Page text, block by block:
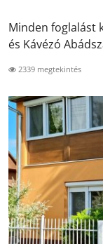
Minden foglalást
és Kávézó
2339 megtekintés